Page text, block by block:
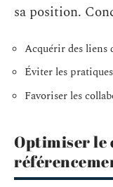
sa position.
Acquérir des liens
Éviter les
Favoriser les
Optimiser le